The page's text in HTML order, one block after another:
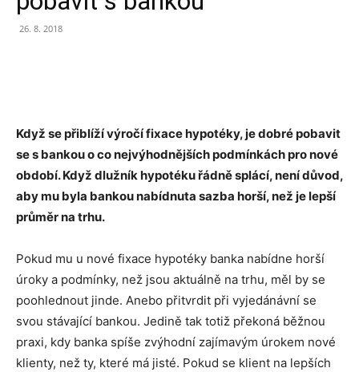
26. 8. 2018
Když se přiblíží výročí fixace hypotéky, je dobré pobavit
se s bankou o co nejvýhodnějších podmínkách pro nové
období. Když dlužník hypotéku řádně splácí, není důvod,
aby mu byla bankou nabídnuta sazba horší, než je lepší
průměr na trhu.
Pokud mu u nové fixace hypotéky banka nabídne horší
úroky a podmínky, než jsou aktuálně na trhu, měl by se
poohlednout jinde. Anebo přitvrdit při vyjedánávní se
svou stávající bankou. Jedině tak totiž překoná běžnou
praxi, kdy banka spíše zvýhodní zajímavým úrokem nové
klienty, než ty, které má jisté. Pokud se klient na lepších